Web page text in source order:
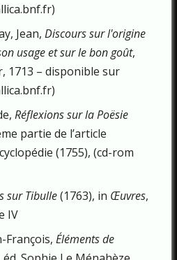
Jean, Discours sur l'origine
usage et sur le bon goût,
1713 – disponible sur
Réflexions sur la Poësie
partie de l’article
(1755), (cd-rom
sur Tibulle(1763), in Œuvres,
IV
François, Éléments de